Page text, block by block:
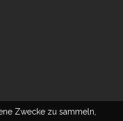
Zwecke zu sammeln,